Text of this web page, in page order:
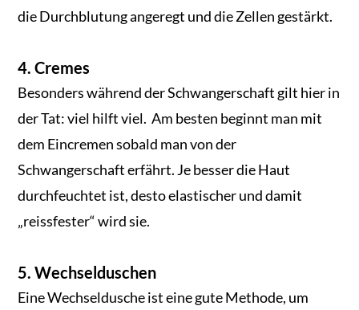
die Durchblutung angeregt und die Zellen gestärkt.
4. Cremes
Besonders während der Schwangerschaft gilt hier in
der Tat: viel hilft viel. Am besten beginnt man mit
dem Eincremen sobald man von der
Schwangerschaft erfährt. Je besser die Haut
durchfeuchtet ist, desto elastischer und damit
„reissfester“ wird sie.
5. Wechselduschen
Eine Wechseldusche ist eine gute Methode, um